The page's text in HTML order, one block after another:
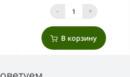
- +
В корзину